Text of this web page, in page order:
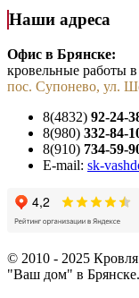
Наши адреса
Офис в Брянске:
кровельные работы
пос. Супонево, ул.
8(4832) 92-24-
8(980) 332-84-
8(910) 734-59-
E-mail: sk-
© 2010 - 2025
"Ваш дом" в Брянске.